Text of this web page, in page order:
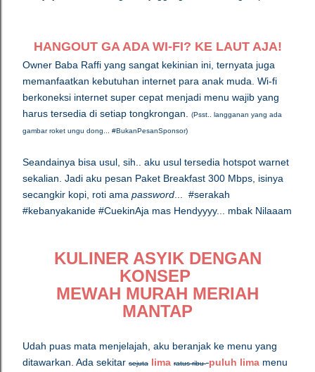
HANGOUT GA ADA WI-FI? KE LAUT AJA!
Owner Baba Raffi yang sangat kekinian ini, ternyata juga
memanfaatkan kebutuhan internet para anak muda. Wi-fi
berkoneksi internet super cepat menjadi menu wajib yang
harus tersedia di setiap tongkrongan.
(Psst.. langganan yang ada
gambar roket ungu dong... #BukanPesanSponsor)
Seandainya bisa usul, sih.. aku usul tersedia hotspot warnet
sekalian. Jadi aku pesan Paket Breakfast 300 Mbps, isinya
secangkir kopi, roti ama password ... #serakah
#kebanyakanide #CuekinAja mas Hendyyyy... mbak Nilaaam
KULINER ASYIK DENGAN
KONSEP
MEWAH MURAH MERIAH
MANTAP
Udah puas mata menjelajah, aku beranjak ke menu yang
ditawarkan. Ada sekitar sejuta lima ratus ribu puluh lima menu